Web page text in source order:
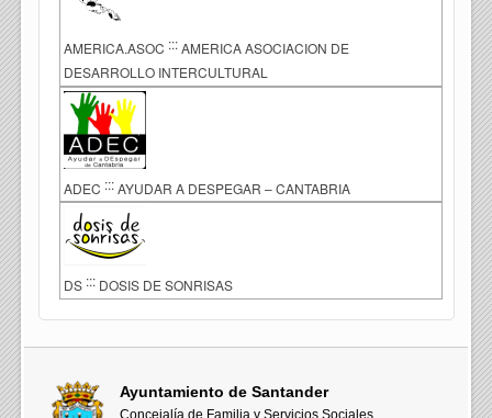
AMERICA.ASOC ::: AMERICA ASOCIACION DE
DESARROLLO INTERCULTURAL
ADEC ::: AYUDAR A DESPEGAR – CANTABRIA
DS ::: DOSIS DE SONRISAS
Ayuntamiento de Santander
Concejalía de Familia y Servicios Sociales